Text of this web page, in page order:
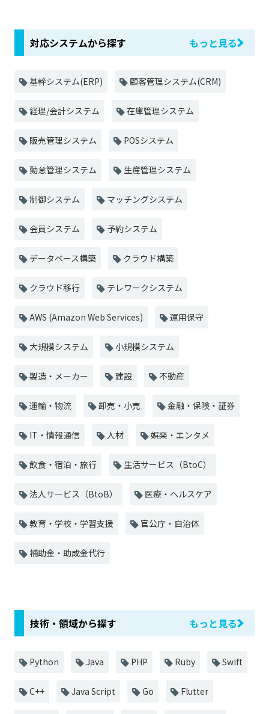
対応システムから探す もっと見る
基幹システム(ERP) 顧客管理システム(CRM)
経理/会計システム 在庫管理システム
販売管理システム POSシステム
勤怠管理システム 生産管理システム
制御システム マッチングシステム
会員システム 予約システム
データベース構築 クラウド構築
クラウド移行 テレワークシステム
AWS (Amazon Web Services) 運用保守
大規模システム 小規模システム
製造・メーカー 建設 不動産
運輸・物流 卸売・小売 金融・保険・証券
IT・情報通信 人材 娯楽・エンタメ
飲食・宿泊・旅行 生活サービス（BtoC）
法人サービス（BtoB） 医療・ヘルスケア
教育・学校・学習支援 官公庁・自治体
補助金・助成金代行
技術・領域から探す もっと見る
Python Java PHP Ruby Swift
C++ Java Script Go Flutter